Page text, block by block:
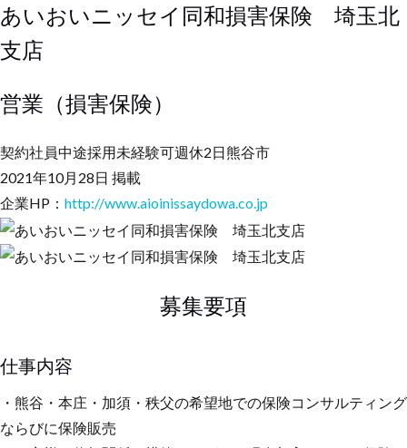
あいおいニッセイ同和損害保険 埼玉北
支店
営業（損害保険）
契約社員中途採用未経験可週休2日熊谷市
2021年10月28日 掲載
企業HP： http://www.aioinissaydowa.co.jp
募集要項
仕事内容
・熊谷・本庄・加須・秩父の希望地での保険コンサルティング
ならびに保険販売